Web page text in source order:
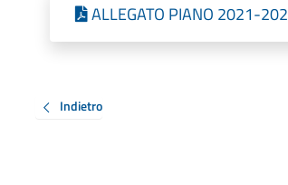
ALLEGATO PIANO 2021-
Indietro